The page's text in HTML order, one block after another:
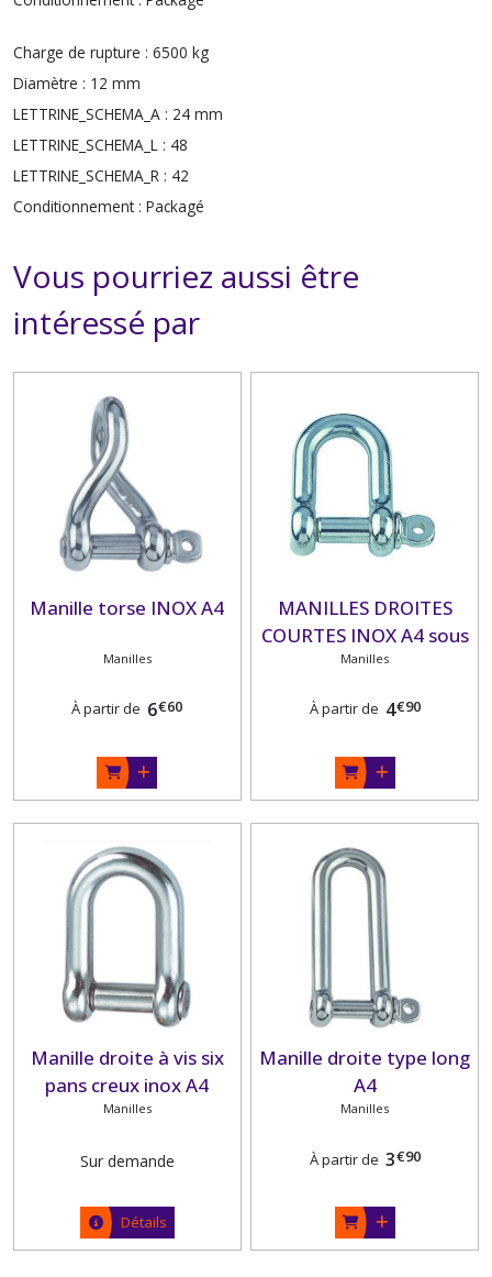
Charge de rupture : 6500 kg
Diamètre : 12 mm
LETTRINE_SCHEMA_A : 24 mm
LETTRINE_SCHEMA_L : 48
LETTRINE_SCHEMA_R : 42
Conditionnement : Packagé
Vous pourriez aussi être
intéressé par
Manille torse INOX A4
Manilles
À partir de 6€60
MANILLES DROITES
COURTES INOX A4 sous
blister
Manilles
À partir de 4€90
Manille droite à vis six
pans creux inox A4
Manilles
Sur demande
Détails
Manille droite type long
A4
Manilles
À partir de 3€90